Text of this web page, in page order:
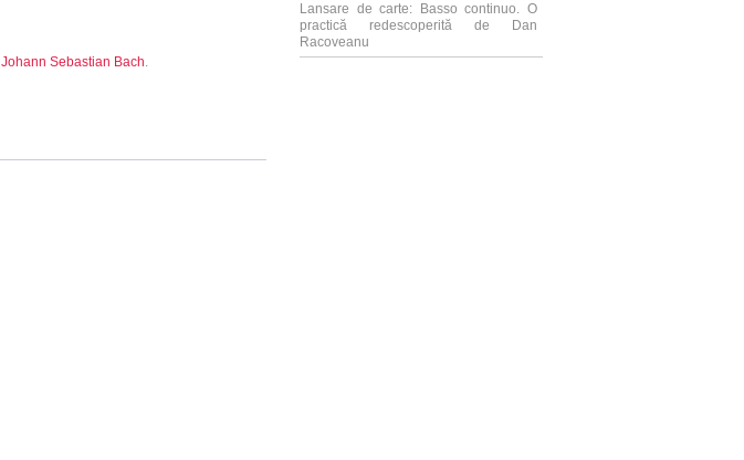
Johann Sebastian Bach.
Lansare de carte: Basso continuo. O
practică redescoperită de Dan
Racoveanu